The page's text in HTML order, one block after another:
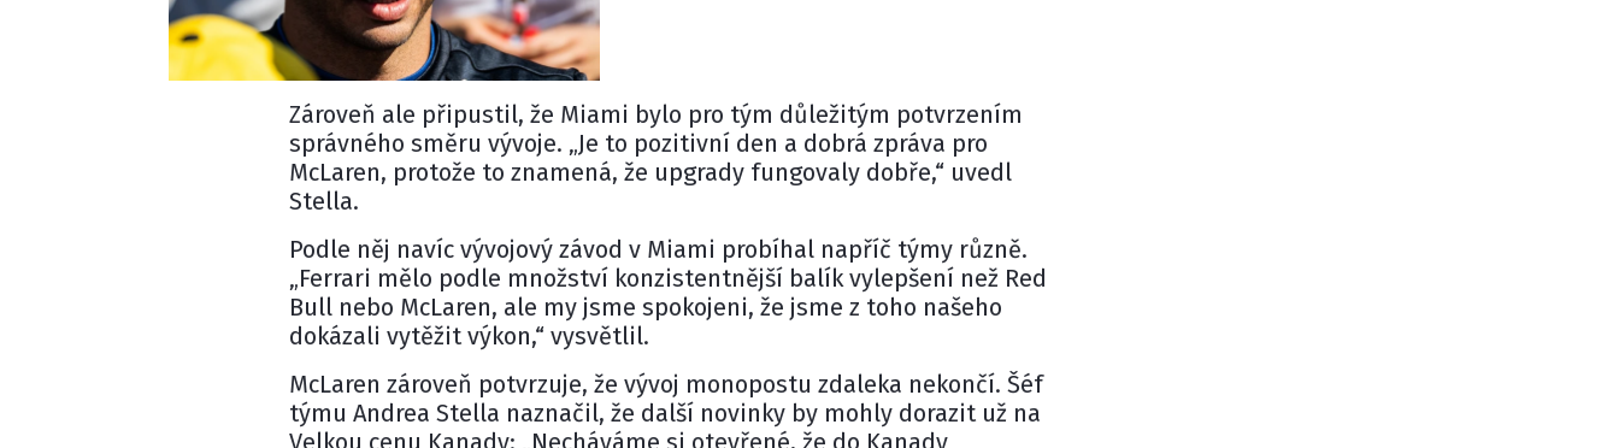
Zároveň ale připustil, že Miami bylo pro tým důležitým potvrzením
správného směru vývoje. „Je to pozitivní den a dobrá zpráva pro
McLaren, protože to znamená, že upgrady fungovaly dobře,“ uvedl
Stella.
Podle něj navíc vývojový závod v Miami probíhal napříč týmy různě.
„Ferrari mělo podle množství konzistentnější balík vylepšení než Red
Bull nebo McLaren, ale my jsme spokojeni, že jsme z toho našeho
dokázali vytěžit výkon,“ vysvětlil.
McLaren zároveň potvrzuje, že vývoj monopostu zdaleka nekončí. Šéf
týmu Andrea Stella naznačil, že další novinky by mohly dorazit už na
Velkou cenu Kanady: „Necháváme si otevřené, že do Kanady